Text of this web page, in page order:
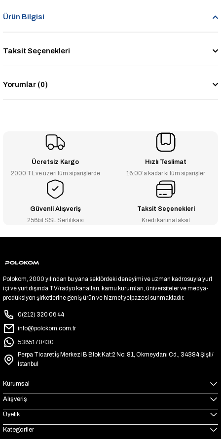
Ürün Bilgisi
Taksit Seçenekleri
Yorumlar (0)
Ücretsiz Kargo
2000 TL ve üzeri tüm siparişlerde
Hızlı Teslimat
16:00’a kadar ki tüm siparişler
Güvenli Alışveriş
256bit SSL Sertifikası
Taksit Seçenekleri
Kredi kartına taksit
Polokom, 2000 yılından bu yana sektördeki deneyimi ve uzman kadrosuyla yurt
içi ve yurt dışında TV/radyo kanalları, kamu kurumları, üniversiteler ve medya-
prodüksiyon şirketlerine geniş ürün ve hizmet yelpazesi sunmaktadır.
0(212) 320 06 44
info@polokom.com.tr
5365170430
Perpa Ticaret İş Merkezi B Blok Kat:2 No: 81, Okmeydanı Cd., 34384 Şişli/
İstanbul
Kurumsal
Alışveriş
Üyelik
Kategoriler